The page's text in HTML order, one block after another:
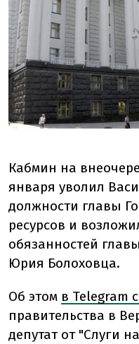
Кабмин на
января уволил
должности главы
ресурсов и
обязанностей
Юрия Болоховца.
Об этом в Telegram
правительства в
депутат от "Слуги